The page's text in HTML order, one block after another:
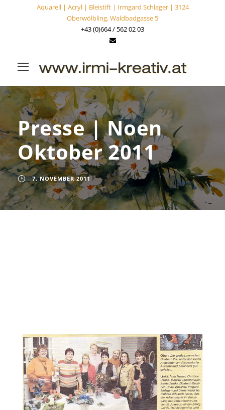
Aquarell | Acryl | Bleistift | Irmgard Schlager | 3124
Oberwölbling, Waldbadgasse 5
+43 (0)664 / 562 02 03
Presse | Noen
Oktober 2011
7. NOVEMBER 2011